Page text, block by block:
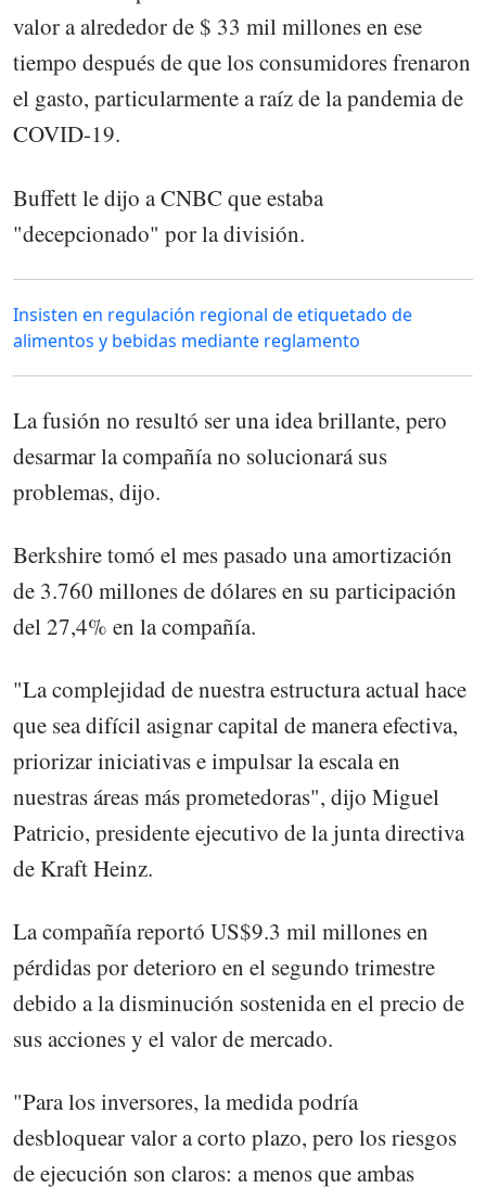
valor a alrededor de $ 33 mil millones en ese
tiempo después de que los consumidores frenaron
el gasto, particularmente a raíz de la pandemia de
COVID-19.
Buffett le dijo a CNBC que estaba
"decepcionado" por la división.
Insisten en regulación regional de etiquetado de
alimentos y bebidas mediante reglamento
La fusión no resultó ser una idea brillante, pero
desarmar la compañía no solucionará sus
problemas, dijo.
Berkshire tomó el mes pasado una amortización
de 3.760 millones de dólares en su participación
del 27,4% en la compañía.
"La complejidad de nuestra estructura actual hace
que sea difícil asignar capital de manera efectiva,
priorizar iniciativas e impulsar la escala en
nuestras áreas más prometedoras", dijo Miguel
Patricio, presidente ejecutivo de la junta directiva
de Kraft Heinz.
La compañía reportó US$9.3 mil millones en
pérdidas por deterioro en el segundo trimestre
debido a la disminución sostenida en el precio de
sus acciones y el valor de mercado.
"Para los inversores, la medida podría
desbloquear valor a corto plazo, pero los riesgos
de ejecución son claros: a menos que ambas